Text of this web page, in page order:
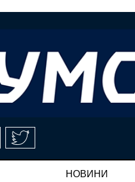
НОВИНИ